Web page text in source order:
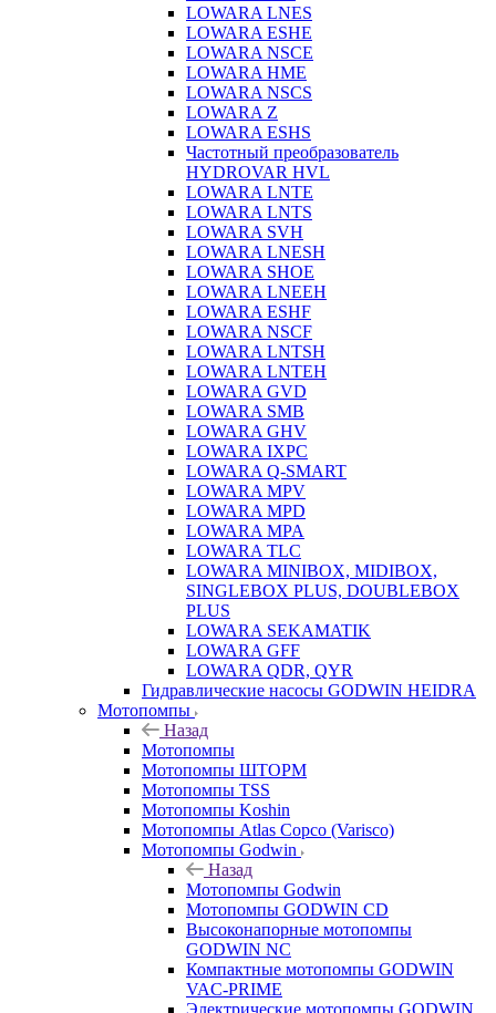
LOWARA LNES
LOWARA ESHE
LOWARA NSCE
LOWARA HME
LOWARA NSCS
LOWARA Z
LOWARA ESHS
Частотный преобразователь
HYDROVAR HVL
LOWARA LNTE
LOWARA LNTS
LOWARA SVH
LOWARA LNESH
LOWARA SHOE
LOWARA LNEEH
LOWARA ESHF
LOWARA NSCF
LOWARA LNTSH
LOWARA LNTEH
LOWARA GVD
LOWARA SMB
LOWARA GHV
LOWARA IXPС
LOWARA Q-SMART
LOWARA MPV
LOWARA MPD
LOWARA MPA
LOWARA TLC
LOWARA MINIBOX, MIDIBOX,
SINGLEBOX PLUS, DOUBLEBOX
PLUS
LOWARA SEKAMATIK
LOWARA GFF
LOWARA QDR, QYR
Гидравлические насосы GODWIN HEIDRA
Мотопомпы
Назад
Мотопомпы
Мотопомпы ШТОРМ
Мотопомпы TSS
Мотопомпы Koshin
Мотопомпы Atlas Copco (Varisco)
Мотопомпы Godwin
Назад
Мотопомпы Godwin
Мотопомпы GODWIN CD
Высоконапорные мотопомпы
GODWIN NC
Компактные мотопомпы GODWIN
VAC-PRIME
Электрические мотопомпы GODWIN